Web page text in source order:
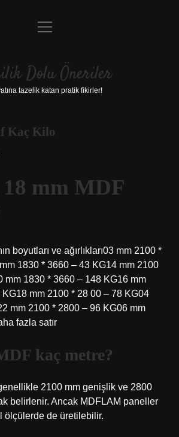
Anasayfa
Yasal Uyarı
menüyü
Dolu Öneriler
tazelik katan pratik fikirler!
Kaç Kilo
mm MDF
boyutları ve ağırlıkları03 mm 2100 *
1830 * 3660 – 43 KG14 mm 2100
mm 1830 * 3660 – 148 KG16 mm
mm 2100 * 28 00 – 78 KG04
mm 2100 * 2800 – 96 KG06 mm
fazla satır
kaç metre?
2100 mm genişlik ve 2800
belirlenir. Ancak MDFLAM paneller
ölçülerde de üretilebilir.